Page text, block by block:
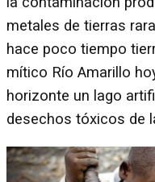
metales de tierras
hace poco tiempo
mítico Río Amarillo
horizonte un lago
desechos tóxicos de